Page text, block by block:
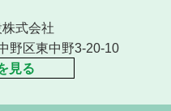
式会社
野区東中野3-20-10
見る